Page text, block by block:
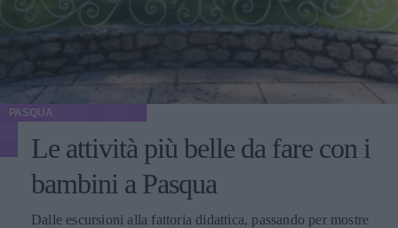
PASQUA
Le attività più belle da fare con i
bambini a Pasqua
Dalle escursioni alla fattoria didattica, passando per mostre